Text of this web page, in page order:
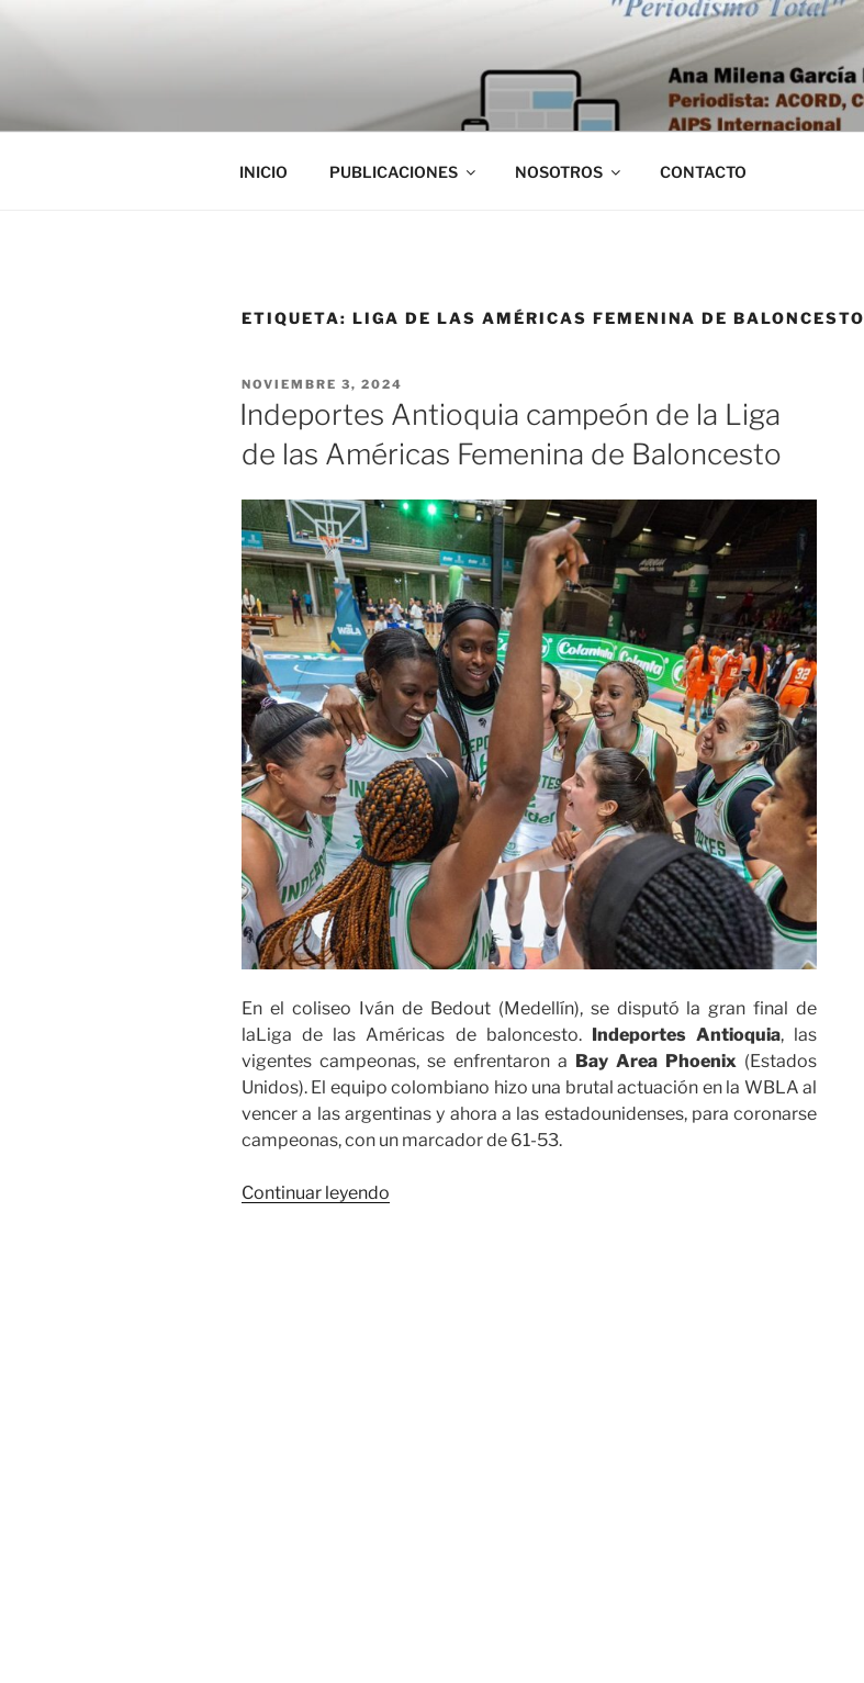
INICIO PUBLICACIONES NOSOTROS CONTACTO
ETIQUETA: LIGA DE LAS AMÉRICAS FEMENINA DE BALONCESTO
PUBLICADO
EL
NOVIEMBRE 3, 2024
Indeportes Antioquia campeón de la Liga
de las Américas Femenina de Baloncesto
En el coliseo Iván de Bedout (Medellín), se disputó la gran final de
laLiga de las Américas de baloncesto. Indeportes Antioquia, las
vigentes campeonas, se enfrentaron a Bay Area Phoenix (Estados
Unidos). El equipo colombiano hizo una brutal actuación en la WBLA al
vencer a las argentinas y ahora a las estadounidenses, para coronarse
campeonas, con un marcador de 61-53.
Continuar leyendo